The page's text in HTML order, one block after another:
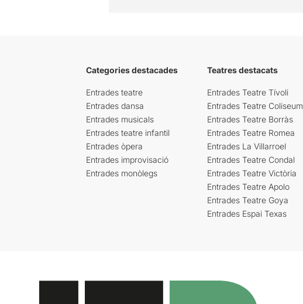
Categories destacades
Entrades teatre
Entrades dansa
Entrades musicals
Entrades teatre infantil
Entrades òpera
Entrades improvisació
Entrades monòlegs
Teatres destacats
Entrades Teatre Tívoli
Entrades Teatre Coliseum
Entrades Teatre Borràs
Entrades Teatre Romea
Entrades La Villarroel
Entrades Teatre Condal
Entrades Teatre Victòria
Entrades Teatre Apolo
Entrades Teatre Goya
Entrades Espai Texas